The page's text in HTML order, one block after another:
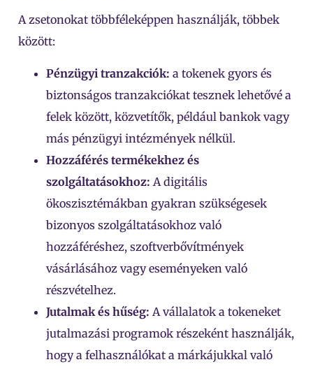
A zsetonokat többféleképpen használják, többek
között:
Pénzügyi tranzakciók: a tokenek gyors és
biztonságos tranzakciókat tesznek lehetővé a
felek között, közvetítők, például bankok vagy
más pénzügyi intézmények nélkül.
Hozzáférés termékekhez és
szolgáltatásokhoz: A digitális
ökoszisztémákban gyakran szükségesek
bizonyos szolgáltatásokhoz való
hozzáféréshez, szoftverbővítmények
vásárlásához vagy eseményeken való
részvételhez.
Jutalmak és hűség: A vállalatok a tokeneket
jutalmazási programok részeként használják,
hogy a felhasználókat a márkájukkal való